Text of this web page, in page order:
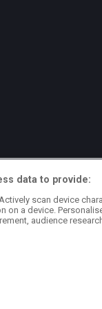
data to provide:
scan device
on a device.
audience